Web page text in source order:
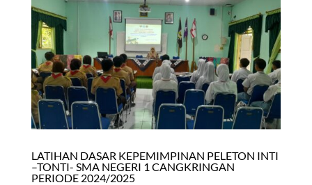
LATIHAN DASAR KEPEMIMPINAN PELETON INTI
–TONTI- SMA NEGERI 1 CANGKRINGAN
PERIODE 2024/2025